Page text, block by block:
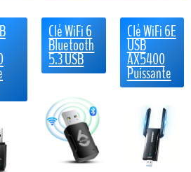
Clé WiFi 6
Bluetooth
5.3 USB
Clé WiFi 6E
USB
AX5400
Puissante